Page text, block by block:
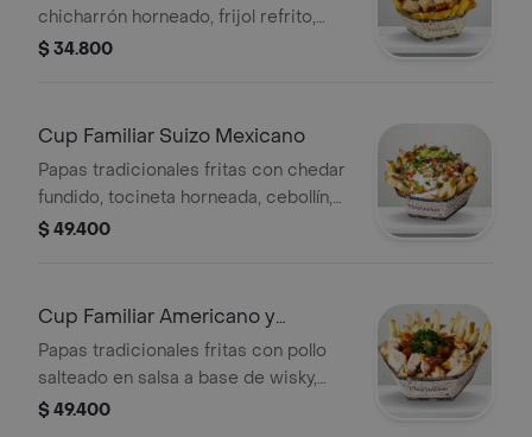
chicharrón horneado, frijol refrito,
guacamole, pico de gallo y salsas
$ 34.800
Cup Familiar Suizo Mexicano
Papas tradicionales fritas con chedar
fundido, tocineta horneada, cebollín,
carne desmechada, guacamole, sour
$ 49.400
Cup Familiar Americano y
Mexicano
Papas tradicionales fritas con pollo
salteado en salsa a base de wisky,
piña, carne desmechada, guacamole,
$ 49.400